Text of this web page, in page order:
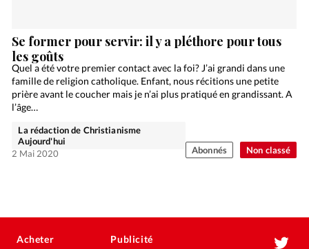
Non classé
Se former pour servir: il y a pléthore pour tous
les goûts
Quel a été votre premier contact avec la foi? J’ai grandi dans une
famille de religion catholique. Enfant, nous récitions une petite
prière avant le coucher mais je n’ai plus pratiqué en grandissant. A
l’âge…
La rédaction de Christianisme
Aujourd'hui
2 Mai 2020
Abonnés
Acheter Publicité